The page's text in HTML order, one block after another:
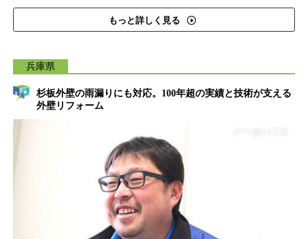
もっと詳しく見る
兵庫県
杉板外壁の雨漏りにも対応。100年超の実績と技術が支える
外壁リフォーム